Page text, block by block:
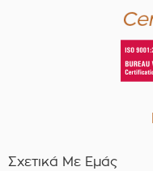
Σχετικά Με Εμάς